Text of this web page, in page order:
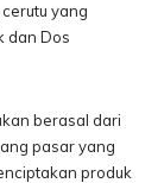
yang
dan Dos
berasal dari
pasar yang
produk